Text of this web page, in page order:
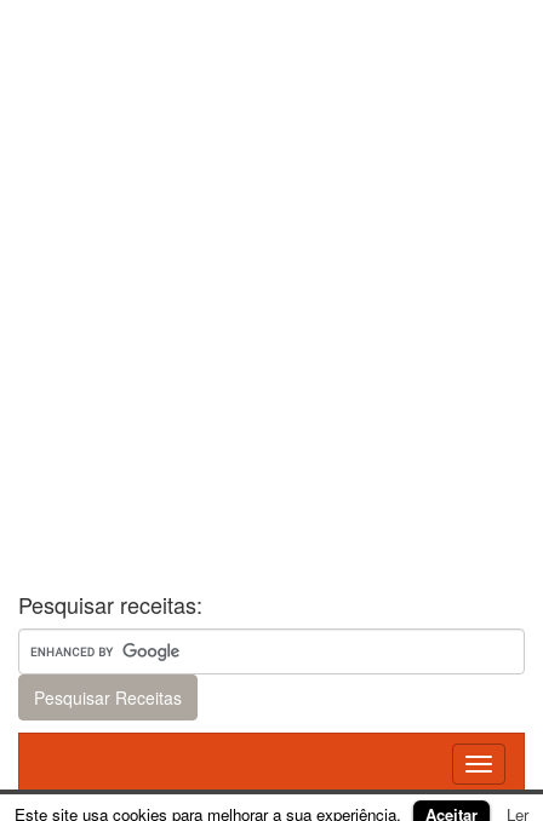
Pesquisar receitas:
Toggle
Este site usa cookies para melhorar a sua experiência. Aceitar Ler